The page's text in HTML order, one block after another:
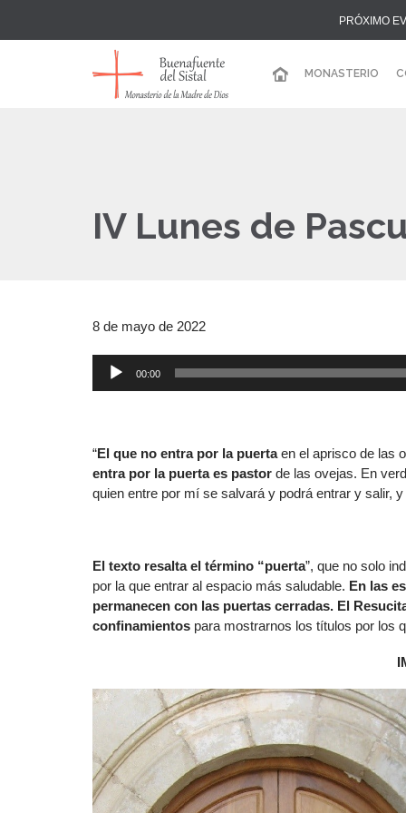
PRÓXIMO
MONASTERIO
IV Lunes de
8 de mayo de 2022
00:00
“El que no entra por la puertaen el aprisco de las
entra por la puerta es pastor de las ovejas. En
quien entre por mí se salvará y podrá entrar y salir,
El texto resalta el término “puerta”, que no solo
por la que entrar al espacio más saludable. En las
permanecen con las puertas cerradas. El
confinamientos para mostrarnos los títulos por los